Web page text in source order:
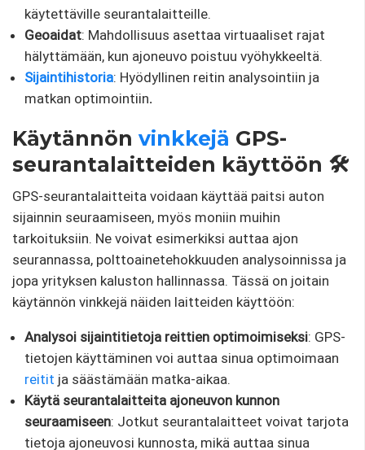
käytettäville seurantalaitteille.
Geoaidat: Mahdollisuus asettaa virtuaaliset rajat
hälyttämään, kun ajoneuvo poistuu vyöhykkeeltä.
Sijaintihistoria: Hyödyllinen reitin analysointiin ja
matkan optimointiin.
Käytännön vinkkejä GPS-
seurantalaitteiden käyttöön 🛠️
GPS-seurantalaitteita voidaan käyttää paitsi auton
sijainnin seuraamiseen, myös moniin muihin
tarkoituksiin. Ne voivat esimerkiksi auttaa ajon
seurannassa, polttoainetehokkuuden analysoinnissa ja
jopa yrityksen kaluston hallinnassa. Tässä on joitain
käytännön vinkkejä näiden laitteiden käyttöön:
Analysoi sijaintitietoja reittien optimoimiseksi: GPS-
tietojen käyttäminen voi auttaa sinua optimoimaan
reitit ja säästämään matka-aikaa.
Käytä seurantalaitteita ajoneuvon kunnon
seuraamiseen: Jotkut seurantalaitteet voivat tarjota
tietoja ajoneuvosi kunnosta, mikä auttaa sinua